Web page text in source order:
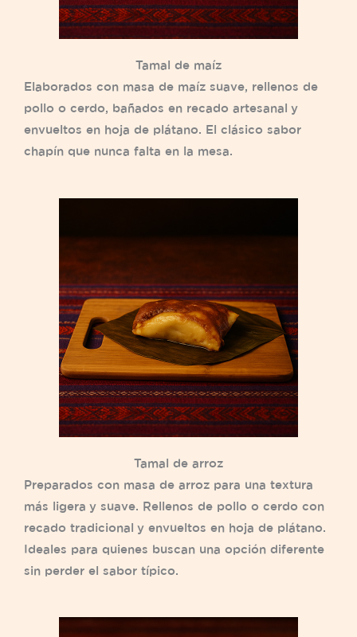
Tamal de maíz
Elaborados con masa de maíz suave, rellenos de
pollo o cerdo, bañados en recado artesanal y
envueltos en hoja de plátano. El clásico sabor
chapín que nunca falta en la mesa.
Tamal de arroz
Preparados con masa de arroz para una textura
más ligera y suave. Rellenos de pollo o cerdo con
recado tradicional y envueltos en hoja de plátano.
Ideales para quienes buscan una opción diferente
sin perder el sabor típico.